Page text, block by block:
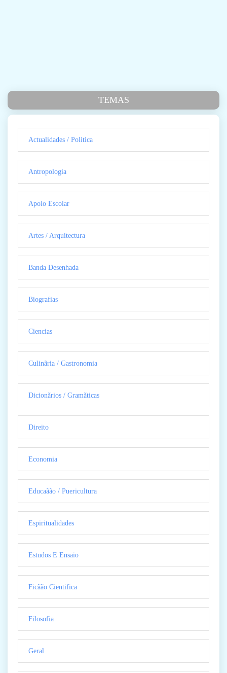
TEMAS
Actualidades / Politica
Antropologia
Apoio Escolar
Artes / Arquitectura
Banda Desenhada
Biografias
Ciencias
Culinãria / Gastronomia
Dicionãrios / Gramãticas
Direito
Economia
Educaãão / Puericultura
Espiritualidades
Estudos E Ensaio
Ficãão Cientifica
Filosofia
Geral